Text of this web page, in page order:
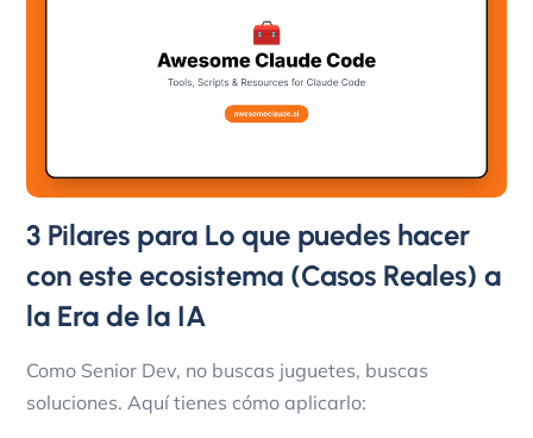
3 Pilares para Lo que puedes hacer
con este ecosistema (Casos Reales) a
la Era de la IA
Como Senior Dev, no buscas juguetes, buscas
soluciones. Aquí tienes cómo aplicarlo: